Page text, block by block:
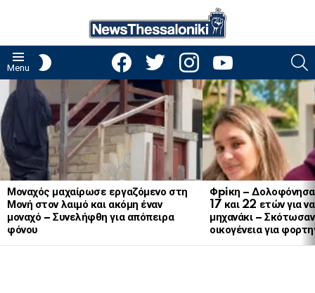
Menu
facebooktwitter instagramyoutube
LATEST
STORIES
Μοναχός μαχαίρωσε εργαζόμενο στη
Μονή στον λαιμό και ακόμη έναν
μοναχό – Συνελήφθη για απόπειρα
φόνου
Φpiκη –
17 και 22 ετών για
μηχανάκι – Σκότωσαν
οικογένεια για